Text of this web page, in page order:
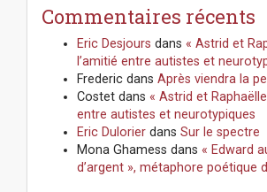
Commentaires récents
Eric Desjours dans « Astrid et
l’amitié entre autistes et
Frederic dans Après viendra la
Costet dans « Astrid et
entre autistes et neurotypiques
Eric Dulorier dans Sur le spectre
Mona Ghamess dans « Edward
d’argent », métaphore poétique